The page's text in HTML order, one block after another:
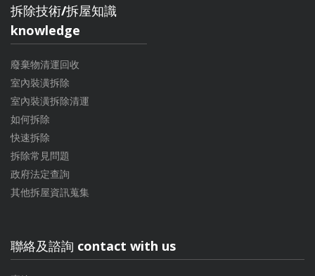
拆除技術/拆屋知識
knowledge
廢棄物清運回收
室內裝潢拆除
室內裝潢拆除清運
如何拆除
快速拆除
拆除常見問題
政府法定查詢
其他拆屋資訊蒐集
聯絡及諮詢 contact with us